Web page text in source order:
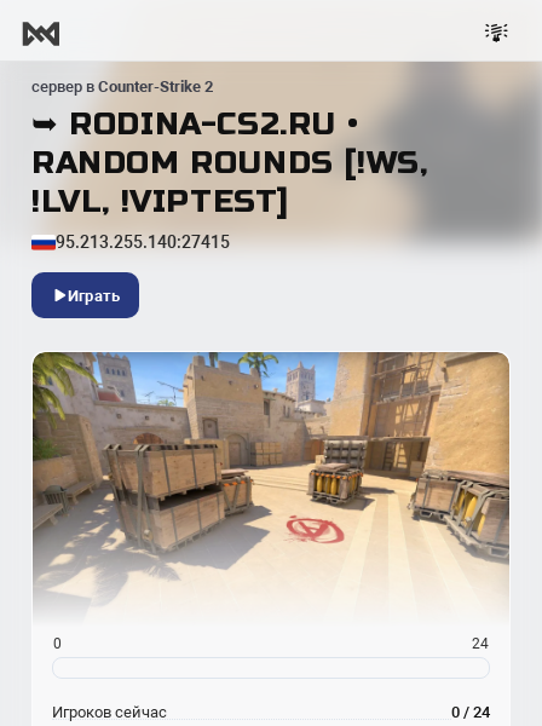
сервер в Counter-Strike 2
➥ RODINA-CS2.RU •
RANDOM ROUNDS [!WS,
!LVL, !VIPTEST]
95.213.255.140:27415
Играть
0 24
Игроков сейчас 0 / 24